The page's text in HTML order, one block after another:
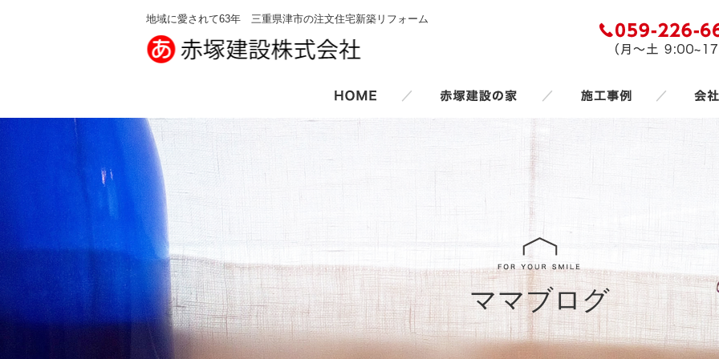
地域に愛されて63年 三重県津市の注文住宅新築リフォーム
／ ／ ／
ママブログ